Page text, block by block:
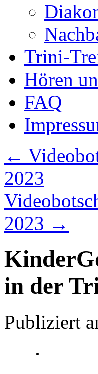
Trini-
Hören
FAQ
←
2023
2023 →
in der
Publiziert